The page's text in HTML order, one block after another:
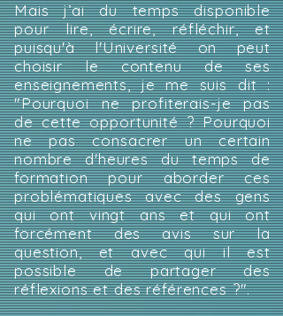
Mais j’ai du temps disponible
pour lire, écrire, réfléchir, et
puisqu'à l'Université on peut
choisir le contenu de ses
enseignements, je me suis dit :
"Pourquoi ne profiterais-je pas
de cette opportunité ? Pourquoi
ne pas consacrer un certain
nombre d'heures du temps de
formation pour aborder ces
problématiques avec des gens
qui ont vingt ans et qui ont
forcément des avis sur la
question, et avec qui il est
possible de partager des
réflexions et des références ?".